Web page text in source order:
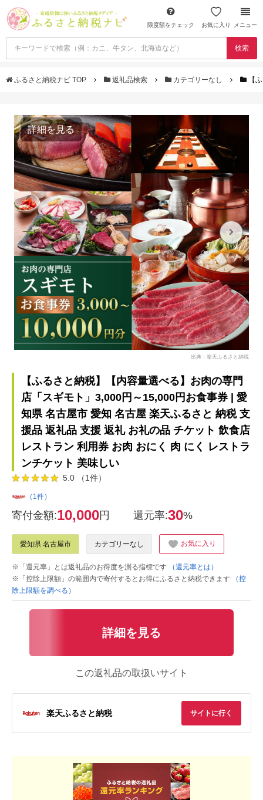
限度額をチェック お気に入り メニュー
検索
ふるさと納税ナビ TOP 返礼品検索 カテゴリーなし 【
詳細を見る
出典：楽天ふるさと納税
【ふるさと納税】【内容量選べる】お肉の専門
店「スギモト」3,000円～15,000円お食事券 | 愛
知県 名古屋市 愛知 名古屋 楽天ふるさと 納税 支
援品 返礼品 支援 返礼 お礼の品 チケット 飲食店
レストラン 利用券 お肉 おにく 肉 にく レストラ
ンチケット 美味しい
5.0 （1件）
（1件）
寄付金額:10,000円 還元率:30%
愛知県 名古屋市 カテゴリーなし お気に入り
※「還元率」とは返礼品のお得度を測る指標です
（還元率とは）
※「控除上限額」の範囲内で寄付するとお得にふるさと納税できます
（控
除上限額を調べる）
詳細を見る
この返礼品の取扱いサイト
楽天ふるさと納税 サイトに行く